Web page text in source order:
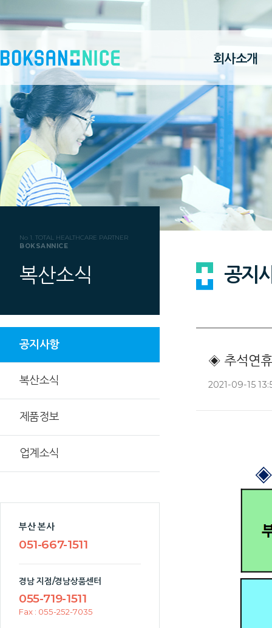
회사소개
No 1. TOTAL HEALTHCARE PARTNER
BOKSANNICE
복산소식
공지사항
복산소식
제품정보
업계소식
부산 본사
051-667-1511
경남 지점/경남상품센터
055-719-1511
Fax : 055-252-7035
공지
◈ 추석연
2021-09-15